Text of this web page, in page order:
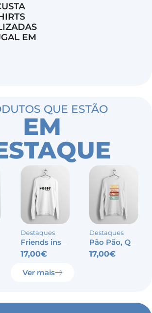
EM
QUE ESTÃO
EM
Destaques
17,00€
Destaques
17,00€
Ver mais